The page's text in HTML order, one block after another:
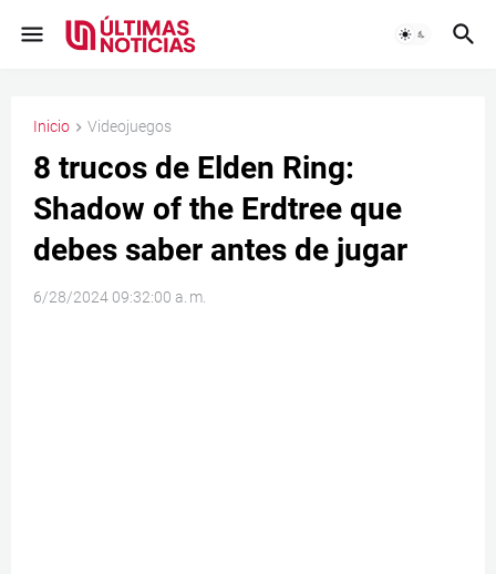
Inicio Videojuegos
8 trucos de Elden Ring:
Shadow of the Erdtree que
debes saber antes de jugar
6/28/2024 09:32:00 a. m.